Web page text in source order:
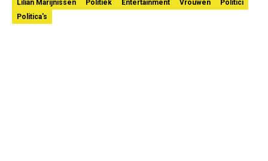
Lilian Marijnissen Politiek Entertainment Vrouwen
Politici
Politica's